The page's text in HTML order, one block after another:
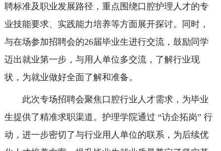
聘标准及职业发展路径，重点围绕口腔护理人才的专
业技能要求、实践能力培养等方面展开探讨。同时，
与在场参加招聘会的26届毕业生进行交流，鼓励同学
迈出就业第一步，与用人单位多交流，了解行业现
状，为就业做好全面了解和准备。
此次专场招聘会聚焦口腔行业人才需求，为毕业
生提供了精准求职渠道。护理学院通过 “访企拓岗” 行
动，进一步密切了与行业用人单位的联系，为后续优